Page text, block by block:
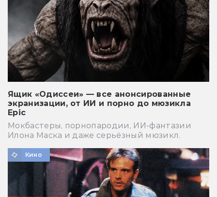
Ящик «Одиссеи» — все анонсированные
экранизации, от ИИ и порно до мюзикла
Epic
Мокбастеры, порнопародии, ИИ-фантазии
Илона Маска и даже серьёзный мюзикл.
Кино